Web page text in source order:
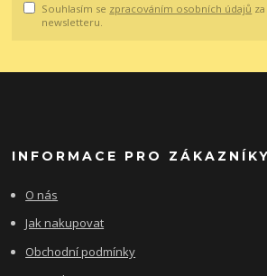
Souhlasím se zpracováním osobních údajů
newsletteru.
INFORMACE PRO ZÁKAZNÍKY
O nás
Jak nakupovat
Obchodní podmínky